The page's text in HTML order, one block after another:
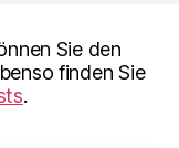
Sie den
finden Sie
.